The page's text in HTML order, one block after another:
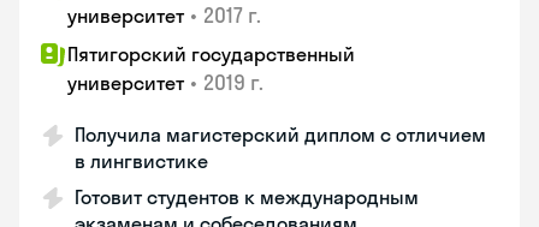
университет • 2017 г.
Пятигорский государственный
университет • 2019 г.
Получила магистерский диплом с отличием
в лингвистике
Готовит студентов к международным